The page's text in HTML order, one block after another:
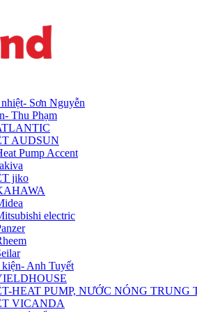
Sơn Nguyễn
Thu Phạm
AUDSUN
Pump Accent
jiko
electric
Anh Tuyết
HEAT PUMP, NƯỚC NÓNG TRUNG
VICANDA